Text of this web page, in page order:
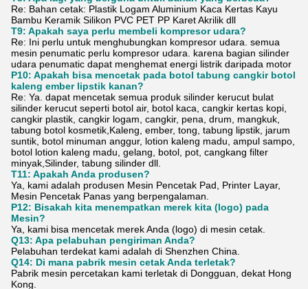
Re: Bahan cetak: Plastik Logam Aluminium Kaca Kertas Kayu
Bambu Keramik Silikon PVC PET PP Karet Akrilik dll
T9: Apakah saya perlu membeli kompresor udara?
Re: Ini perlu untuk menghubungkan kompresor udara. semua
mesin penumatic perlu kompresor udara. karena bagian silinder
udara penumatic dapat menghemat energi listrik daripada motor
P10: Apakah bisa mencetak pada botol tabung cangkir botol
kaleng ember lipstik kanan?
Re: Ya. dapat mencetak semua produk silinder kerucut bulat
silinder kerucut seperti botol air, botol kaca, cangkir kertas kopi,
cangkir plastik, cangkir logam, cangkir, pena, drum, mangkuk,
tabung botol kosmetik,Kaleng, ember, tong, tabung lipstik, jarum
suntik, botol minuman anggur, lotion kaleng madu, ampul sampo,
botol lotion kaleng madu, gelang, botol, pot, cangkang filter
minyak,Silinder, tabung silinder dll.
T11: Apakah Anda produsen?
Ya, kami adalah produsen Mesin Pencetak Pad, Printer Layar,
Mesin Pencetak Panas yang berpengalaman.
P12: Bisakah kita menempatkan merek kita (logo) pada
Mesin?
Ya, kami bisa mencetak merek Anda (logo) di mesin cetak.
Q13: Apa pelabuhan pengiriman Anda?
Pelabuhan terdekat kami adalah di Shenzhen China.
Q14: Di mana pabrik mesin cetak Anda terletak?
Pabrik mesin percetakan kami terletak di Dongguan, dekat Hong
Kong.